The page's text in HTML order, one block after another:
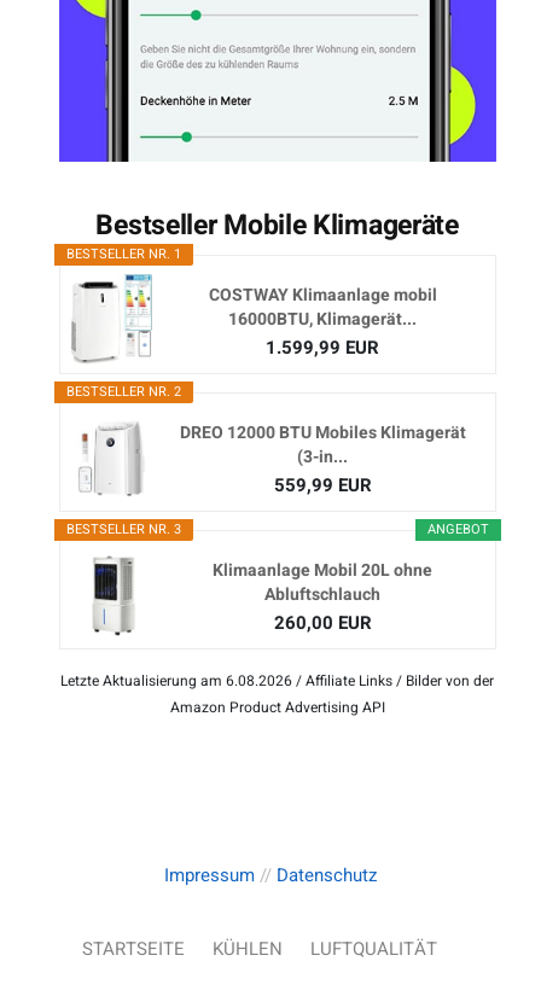
Bestseller Mobile Klimageräte
BESTSELLER NR. 1
COSTWAY Klimaanlage mobil
16000BTU, Klimagerät...
1.599,99 EUR
BESTSELLER NR. 2
DREO 12000 BTU Mobiles Klimagerät
(3-in...
559,99 EUR
ANGEBOT
BESTSELLER NR. 3
Klimaanlage Mobil 20L ohne
Abluftschlauch
260,00 EUR
Letzte Aktualisierung am 6.08.2026 / Affiliate Links / Bilder von der
Amazon Product Advertising API
Impressum// Datenschutz
STARTSEITE KÜHLEN LUFTQUALITÄT